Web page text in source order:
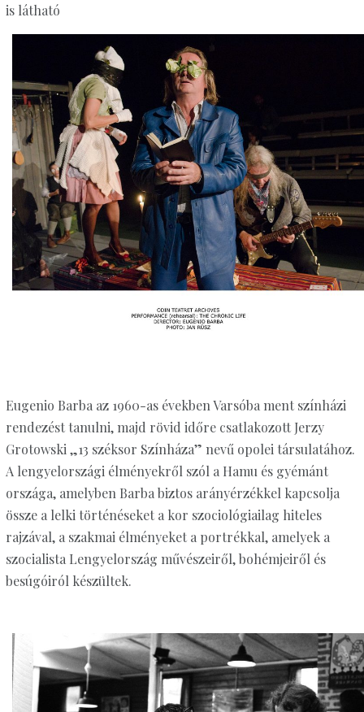
is látható
Eugenio Barba az 1960-as években Varsóba ment színházi
rendezést tanulni, majd rövid időre csatlakozott Jerzy
Grotowski „13 széksor Színháza” nevű opolei társulatához.
A lengyelországi élményekről szól a Hamu és gyémánt
országa, amelyben Barba biztos arányérzékkel kapcsolja
össze a lelki történéseket a kor szociológiailag hiteles
rajzával, a szakmai élményeket a portrékkal, amelyek a
szocialista Lengyelország művészeiről, bohémjeiről és
besúgóiról készültek.